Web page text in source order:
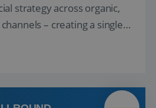
strategy across organic,
– creating a single
published until 18 August
discre...